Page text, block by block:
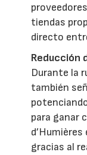
tiendas
directo
Reducción
Durante la
también
para ganar
gracias al